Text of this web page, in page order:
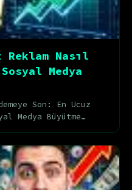
Nasıl
Medya
Son: En Ucuz
Medya Büyütme